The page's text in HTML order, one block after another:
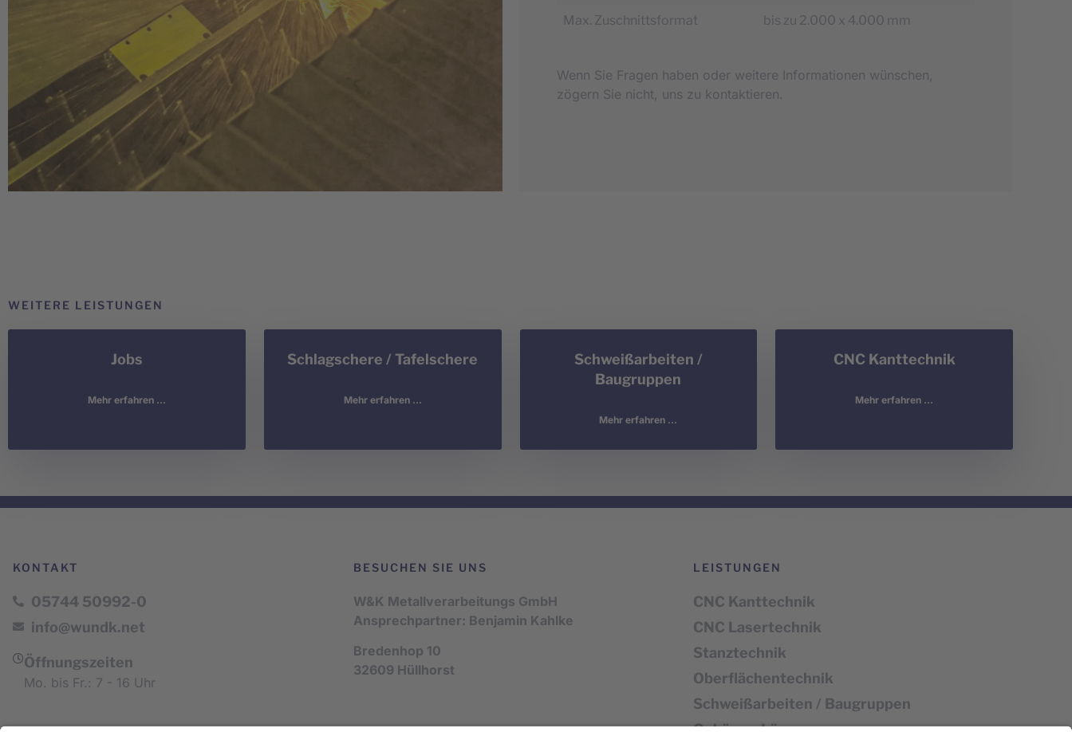
Max. Zuschnittsformat bis zu 2.000 x 4.000 mm
Wenn Sie Fragen haben oder weitere Informationen wünschen,
zögern Sie nicht, uns zu kontaktieren.
WEITERE LEISTUNGEN
Jobs
Mehr erfahren ...
Schlagschere / Tafelschere
Mehr erfahren ...
Schweißarbeiten /
Baugruppen
Mehr erfahren ...
CNC Kanttechnik
Mehr erfahren ...
KONTAKT
05744 50992-0
info@wundk.net
Öffnungszeiten
Mo. bis Fr.: 7 - 16 Uhr
BESUCHEN SIE UNS
W&K Metallverarbeitungs GmbH
Ansprechpartner: Benjamin Kahlke
Bredenhop 10
32609 Hüllhorst
LEISTUNGEN
CNC Kanttechnik
CNC Lasertechnik
Stanztechnik
Oberflächentechnik
Schweißarbeiten / Baugruppen